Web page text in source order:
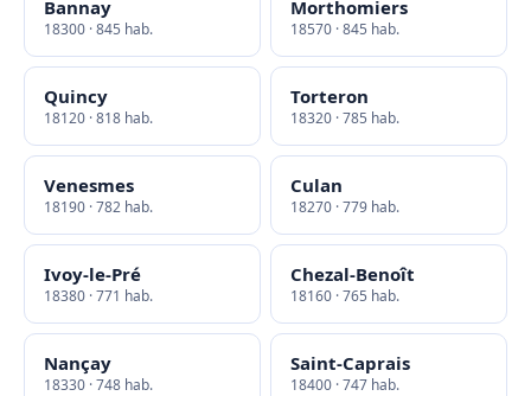
Bannay
18300 · 845 hab.
Morthomiers
18570 · 845 hab.
Quincy
18120 · 818 hab.
Torteron
18320 · 785 hab.
Venesmes
18190 · 782 hab.
Culan
18270 · 779 hab.
Ivoy-le-Pré
18380 · 771 hab.
Chezal-Benoît
18160 · 765 hab.
Nançay
18330 · 748 hab.
Saint-Caprais
18400 · 747 hab.